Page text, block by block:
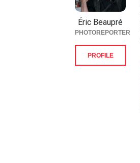
Éric Beaupré
PHOTOREPORTER
PROFILE